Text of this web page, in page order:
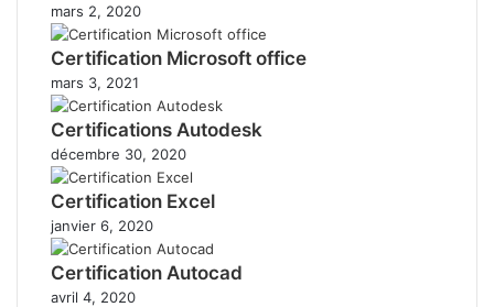
mars 2, 2020
Certification Microsoft office
mars 3, 2021
Certifications Autodesk
décembre 30, 2020
Certification Excel
janvier 6, 2020
Certification Autocad
avril 4, 2020